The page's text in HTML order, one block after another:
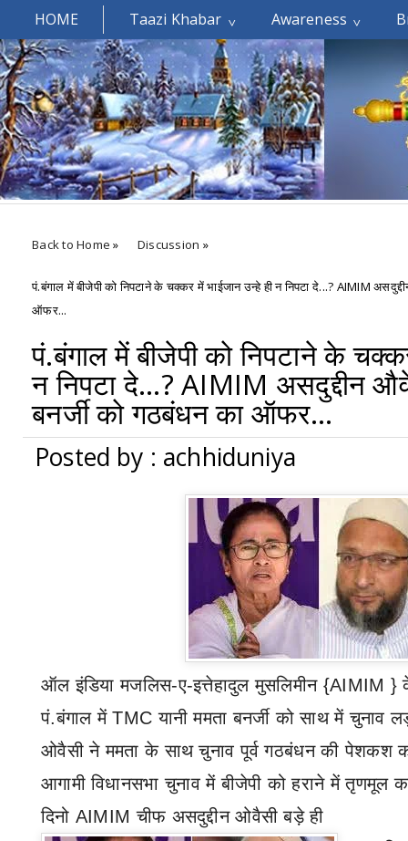
HOME Taazi Khabar Awareness
Welcomes You.....
Back to Home » Discussion »
पं.बंगाल में बीजेपी को निपटाने के चक्कर में भाईजान उन्हे ही न निपटा दे...? AIMIM
ऑफर...
पं.बंगाल में बीजेपी को निपटाने के
न निपटा दे...? AIMIM असदुद्दीन
बनर्जी को गठबंधन का ऑफर...
Posted by : achhiduniya
ऑल इंडिया मजलिस-ए-इत्तेहादुल मुसलिमीन {AIMIM }
पं.बंगाल मेंTMCयानी ममता बनर्जी को साथ में चुनाव
ओवैसी ने ममता के साथ चुनाव पूर्व गठबंधन की पेशकश
आगामी विधानसभा चुनाव में बीजेपी को हराने में तृणमूल
दिनो AIMIM चीफ असदुद्दीन ओवैसी बड़े ही